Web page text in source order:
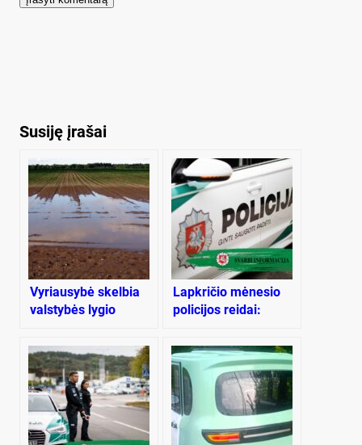
Susiję įrašai
Vyriausybė skelbia
valstybės lygio
situaciją
Lapkričio mėnesio
policijos reidai:
diržams,
pėstiesiems ir
blaivumui